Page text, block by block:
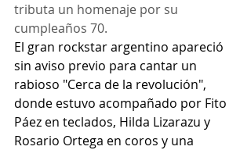
tributa un homenaje por su
cumpleaños 70.
El gran rockstar argentino apareció
sin aviso previo para cantar un
rabioso "Cerca de la revolución",
donde estuvo acompañado por Fito
Páez en teclados, Hilda Lizarazu y
Rosario Ortega en coros y una